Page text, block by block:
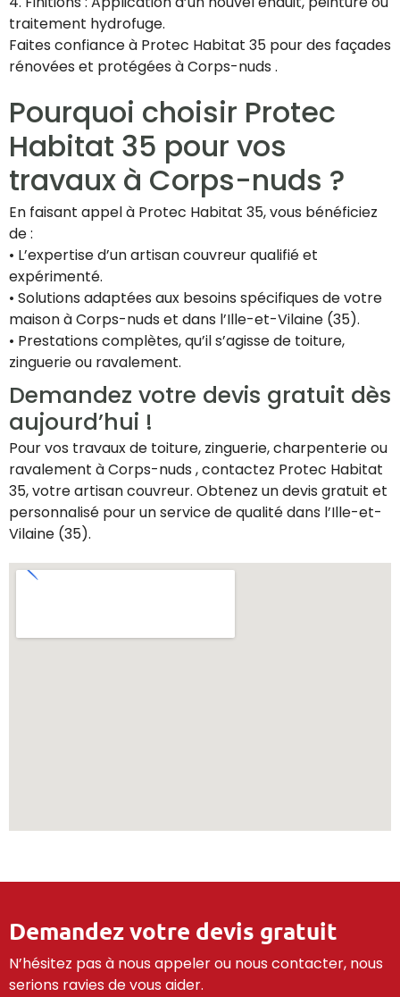
traitement hydrofuge.
Faites confiance à Protec Habitat 35 pour des façades
rénovées et protégées à Corps-nuds .
Pourquoi choisir Protec
Habitat 35 pour vos
travaux à Corps-nuds ?
En faisant appel à Protec Habitat 35, vous bénéficiez
de :
• L’expertise d’un artisan couvreur qualifié et
expérimenté.
• Solutions adaptées aux besoins spécifiques de votre
maison à Corps-nuds et dans l’Ille-et-Vilaine (35).
• Prestations complètes, qu’il s’agisse de toiture,
zinguerie ou ravalement.
Demandez votre devis gratuit dès
aujourd’hui !
Pour vos travaux de toiture, zinguerie, charpenterie ou
ravalement à Corps-nuds , contactez Protec Habitat
35, votre artisan couvreur. Obtenez un devis gratuit et
personnalisé pour un service de qualité dans l’Ille-et-
Vilaine (35).
Demandez votre devis gratuit
N’hésitez pas à nous appeler ou nous contacter, nous
serions ravies de vous aider.